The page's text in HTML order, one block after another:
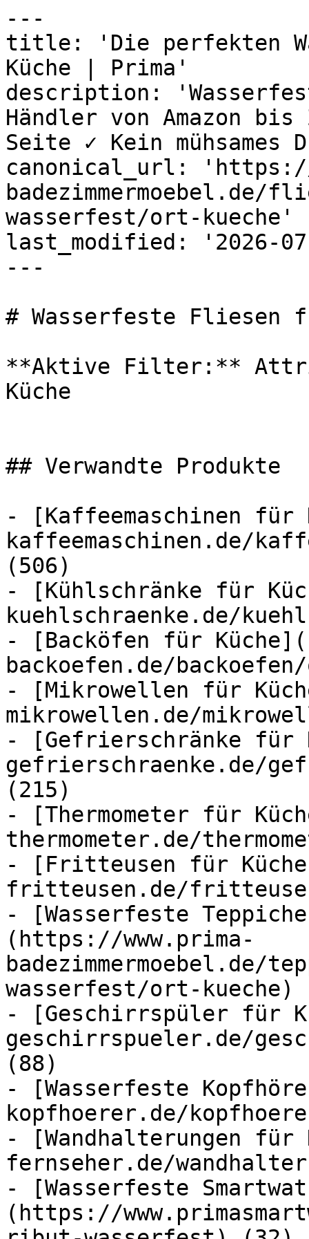
---
title: 'Die perfekten
Küche | Prima'
description:
Händler von Amazon
Seite ✓ Kein
canonical_url: 'https://
wasserfest/ort-kueche'
last_modified: '2026-
---
# Wasserfeste Fliesen
**Aktive Filter:**
Küche
## Verwandte Produkte
- [Kaffeemaschinen für
kaffeemaschinen.de/
(506)
- [Kühlschränke für
kuehlschraenke.de/
- [Backöfen für
backoefen.de/
- [Mikrowellen für
mikrowellen.de/
- [Gefrierschränke für
gefrierschraenke.de/
(215)
- [Thermometer für
thermometer.de/
- [Fritteusen für
fritteusen.de/
- [Wasserfeste
(https://www.prima-
badezimmermoebel.de/
wasserfest/ort-kueche)
- [Geschirrspüler für
geschirrspueler.de/
(88)
- [Wasserfeste
kopfhoerer.de/
- [Wandhalterungen für
fernseher.de/
- [Wasserfeste
(https://